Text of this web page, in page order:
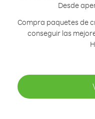
Desde
Compra paquetes de
conseguir las